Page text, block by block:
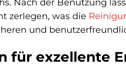
Nach der Benutzung
zerlegen, was die
und
für exzellente